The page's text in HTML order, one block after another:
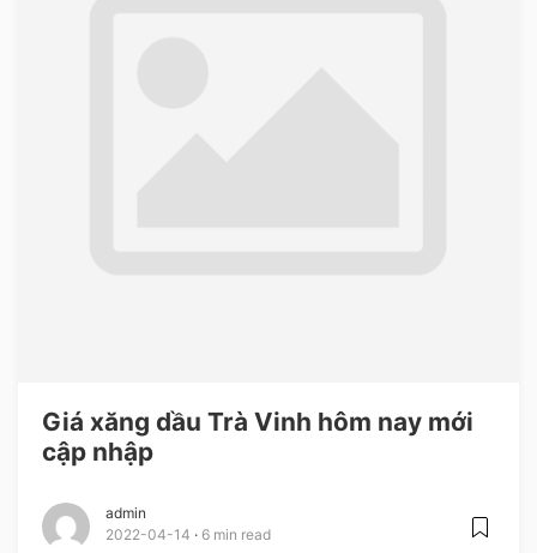
Giá xăng dầu Trà Vinh hôm nay mới
cập nhập
admin
2022-04-14
6 min read